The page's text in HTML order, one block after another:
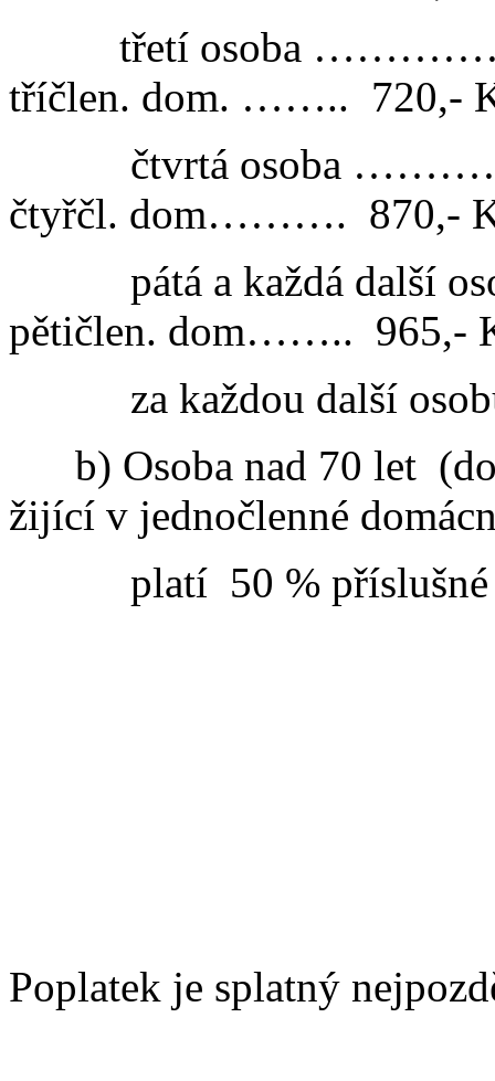
třetí osoba
tříčlen. dom. …….. 720,-
čtvrtá osoba
čtyřčl. dom………. 870,-
pátá a každá další
pětičlen. dom…….. 965,-
za každou další
b) Osoba nad 70 let
žijící v jednočlenné
platí 50 %
Poplatek je splatný